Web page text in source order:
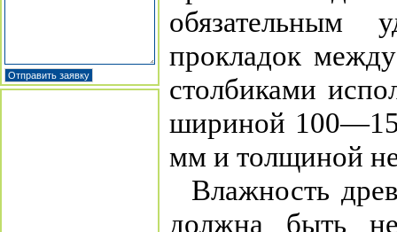
обязательным
прокладок
столбиками
шириной
мм и толщиной
Влажность
должна быть